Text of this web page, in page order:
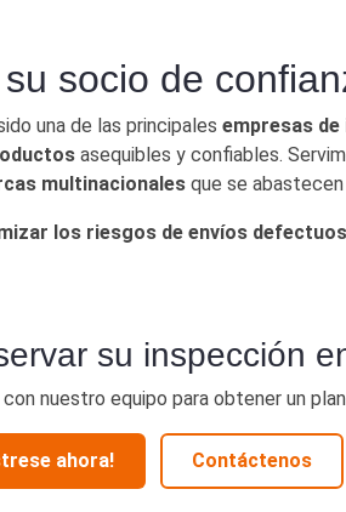
socio de
una de las principales empresas de
asequibles y confiables.
multinacionales que se abastecen
los riesgos de envíos
su inspección
nuestro equipo para obtener un
ahora! Contáctenos